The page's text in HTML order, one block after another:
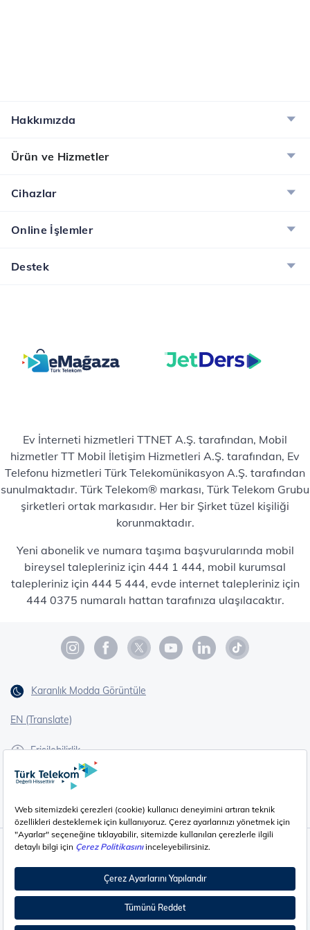
Hakkımızda
Ürün ve Hizmetler
Cihazlar
Online İşlemler
Destek
Ev İnterneti hizmetleri TTNET A.Ş. tarafından, Mobil
hizmetler TT Mobil İletişim Hizmetleri A.Ş. tarafından, Ev
Telefonu hizmetleri Türk Telekomünikasyon A.Ş. tarafından
sunulmaktadır. Türk Telekom® markası, Türk Telekom Grubu
şirketleri ortak markasıdır. Her bir Şirket tüzel kişiliği
korunmaktadır.
Yeni abonelik ve numara taşıma başvurularında mobil
bireysel talepleriniz için 444 1 444, mobil kurumsal
talepleriniz için 444 5 444, evde internet talepleriniz için
444 0375 numaralı hattan tarafınıza ulaşılacaktır.
Karanlık Modda Görüntüle
EN (Translate)
Erişilebilirlik
İşaret Dili Çevirisi
Çerez Ayarları